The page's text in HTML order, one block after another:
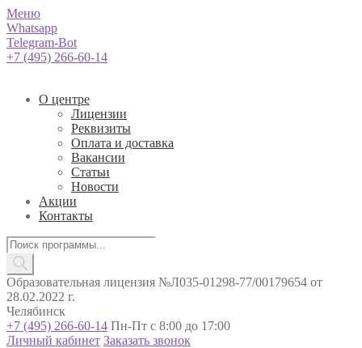
Меню
Whatsapp
Telegram-Bot
+7 (495) 266-60-14
О центре
Лицензии
Реквизиты
Оплата и доставка
Вакансии
Статьи
Новости
Акции
Контакты
Поиск
товаров
Образовательная лицензия №Л035-01298-77/00179654 от
28.02.2022 г.
Челябинск
+7 (495) 266-60-14 Пн-Пт с 8:00 до 17:00
Личный кабинет Заказать звонок